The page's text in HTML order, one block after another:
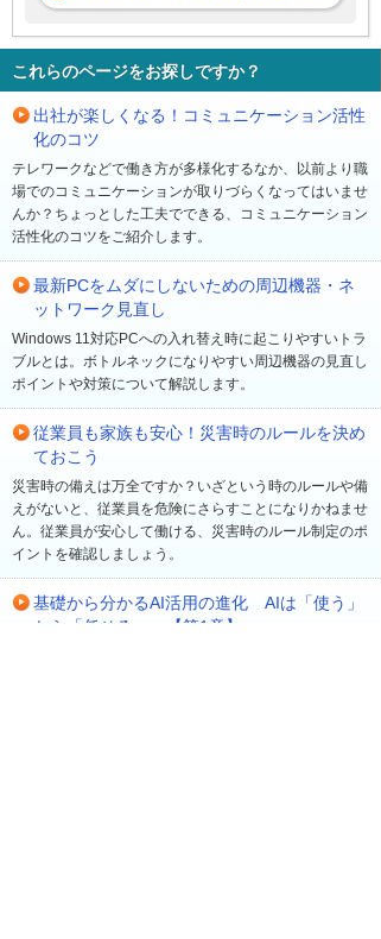
これらのページをお探しですか？
出社が楽しくなる！コミュニケーション活性
化のコツ
テレワークなどで働き方が多様化するなか、以前より職
場でのコミュニケーションが取りづらくなってはいませ
んか？ちょっとした工夫でできる、コミュニケーション
活性化のコツをご紹介します。
最新PCをムダにしないための周辺機器・ネ
ットワーク見直し
Windows 11対応PCへの入れ替え時に起こりやすいトラ
ブルとは。ボトルネックになりやすい周辺機器の見直し
ポイントや対策について解説します。
従業員も家族も安心！災害時のルールを決め
ておこう
災害時の備えは万全ですか？いざという時のルールや備
えがないと、従業員を危険にさらすことになりかねませ
ん。従業員が安心して働ける、災害時のルール制定のポ
イントを確認しましょう。
基礎から分かるAI活用の進化 AIは「使う」
から「任せる」へ【第1章】